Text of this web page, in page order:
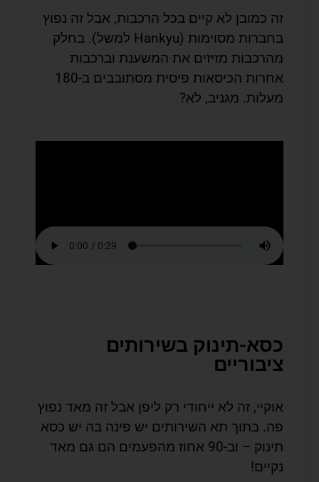
זה כמובן לא קיים בכל הרכבות, אבל זה נפוץ
בחברות מסוימות (Hankyu למשל). בחלק
מהרכבות מזיזים את המשענת וברכבות
אחרות הכיסאות פיסית מסתובבים ב-180
מעלות. מגניב, לא?
כסא-תינוק בשירותים
ציבוריים
אוקיי, זה לא ייחודי רק ליפן אבל זה מאד נפוץ
פה. בתוך תא השירותים יש פינה בה יש כסא
תינוק – וב-90 אחוז מהפעמים הם גם מאד
נקיים!